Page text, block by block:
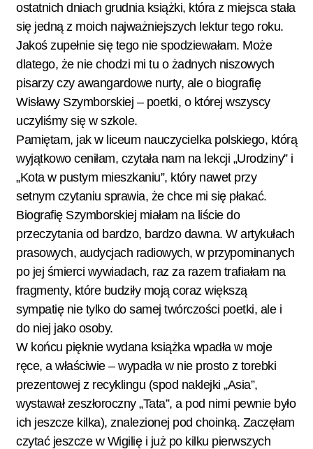
ostatnich dniach grudnia książki, która z miejsca stała
się jedną z moich najważniejszych lektur tego roku.
Jakoś zupełnie się tego nie spodziewałam. Może
dlatego, że nie chodzi mi tu o żadnych niszowych
pisarzy czy awangardowe nurty, ale o biografię
Wisławy Szymborskiej – poetki, o której wszyscy
uczyliśmy się w szkole.
Pamiętam, jak w liceum nauczycielka polskiego, którą
wyjątkowo ceniłam, czytała nam na lekcji „Urodziny” i
„Kota w pustym mieszkaniu”, który nawet przy
setnym czytaniu sprawia, że chce mi się płakać.
Biografię Szymborskiej miałam na liście do
przeczytania od bardzo, bardzo dawna. W artykułach
prasowych, audycjach radiowych, w przypominanych
po jej śmierci wywiadach, raz za razem trafiałam na
fragmenty, które budziły moją coraz większą
sympatię nie tylko do samej twórczości poetki, ale i
do niej jako osoby.
W końcu pięknie wydana książka wpadła w moje
ręce, a właściwie – wypadła w nie prosto z torebki
prezentowej z recyklingu (spod naklejki „Asia”,
wystawał zeszłoroczny „Tata”, a pod nimi pewnie było
ich jeszcze kilka), znalezionej pod choinką. Zaczęłam
czytać jeszcze w Wigilię i już po kilku pierwszych